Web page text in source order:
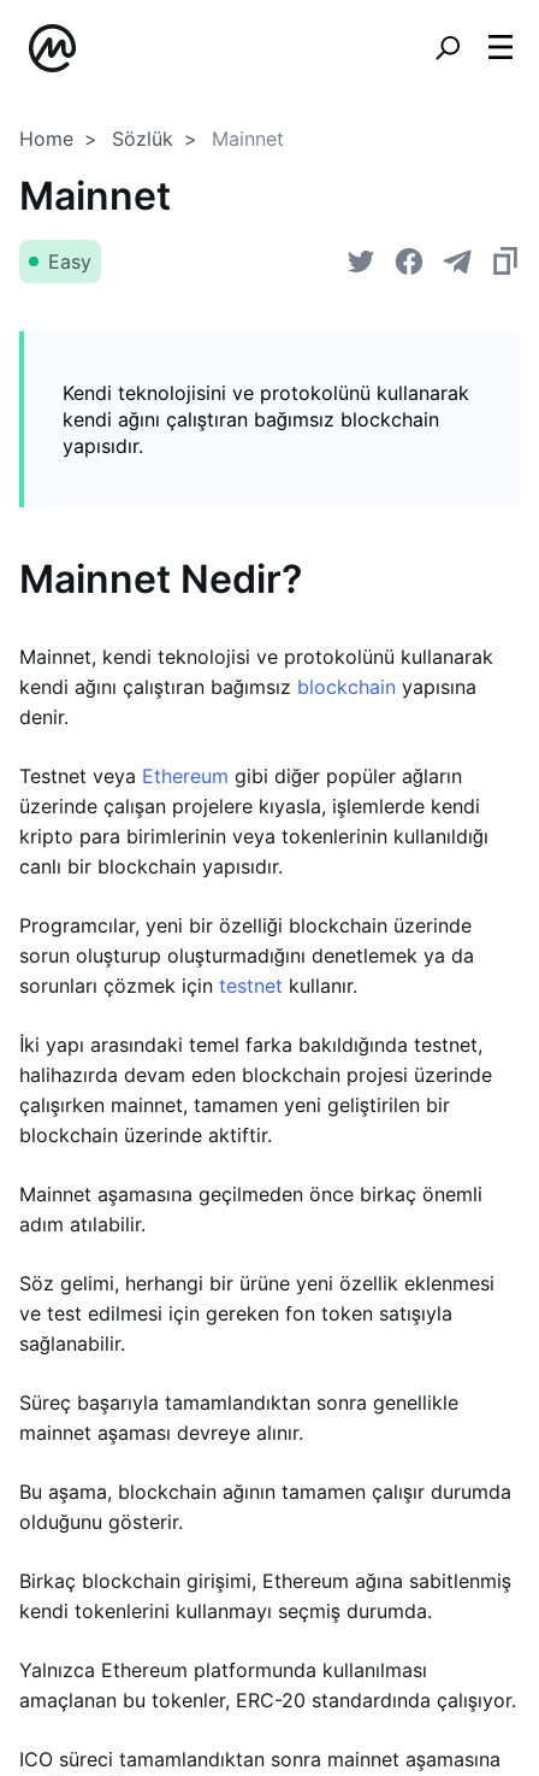
Home Sözlük Mainnet
Mainnet
Easy
Kendi teknolojisini ve protokolünü kullanarak
kendi ağını çalıştıran bağımsız blockchain
yapısıdır.
Mainnet Nedir?
Mainnet, kendi teknolojisi ve protokolünü kullanarak
kendi ağını çalıştıran bağımsız blockchain yapısına
denir.
Testnet veya Ethereum gibi diğer popüler ağların
üzerinde çalışan projelere kıyasla, işlemlerde kendi
kripto para birimlerinin veya tokenlerinin kullanıldığı
canlı bir blockchain yapısıdır.
Programcılar, yeni bir özelliği blockchain üzerinde
sorun oluşturup oluşturmadığını denetlemek ya da
sorunları çözmek için testnet kullanır.
İki yapı arasındaki temel farka bakıldığında testnet,
halihazırda devam eden blockchain projesi üzerinde
çalışırken mainnet, tamamen yeni geliştirilen bir
blockchain üzerinde aktiftir.
Mainnet aşamasına geçilmeden önce birkaç önemli
adım atılabilir.
Söz gelimi, herhangi bir ürüne yeni özellik eklenmesi
ve test edilmesi için gereken fon token satışıyla
sağlanabilir.
Süreç başarıyla tamamlandıktan sonra genellikle
mainnet aşaması devreye alınır.
Bu aşama, blockchain ağının tamamen çalışır durumda
olduğunu gösterir.
Birkaç blockchain girişimi, Ethereum ağına sabitlenmiş
kendi tokenlerini kullanmayı seçmiş durumda.
Yalnızca Ethereum platformunda kullanılması
amaçlanan bu tokenler, ERC-20 standardında çalışıyor.
ICO süreci tamamlandıktan sonra mainnet aşamasına